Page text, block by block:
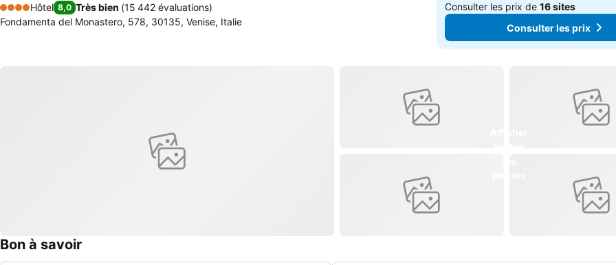
4 Étoiles
Hôtel 8,0 Très bien (15 442 évaluations)
Fondamenta del Monastero, 578, 30135, Venise, Italie
Consulter les prix de16 sites
Consulter les prix
Bon à savoir